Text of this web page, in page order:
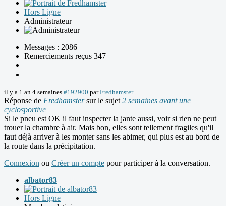
Hors Ligne
Administrateur
Messages : 2086
Remerciements reçus 347
il y a 1 an 4 semaines #192900 parFredhamster
Réponse de Fredhamstersur le sujet 2 semaines avant une
cyclosportive
Si le pneu est OK il faut inspecter la jante aussi, voir si rien ne peut
trouer la chambre à air. Mais bon, elles sont tellement fragiles qu'il
faut déjà arriver à les monter sans les abimer, qui plus est au bord de
la route dans la précipitation.
Connexion ou Créer un compte pour participer à la conversation.
albator83
Hors Ligne